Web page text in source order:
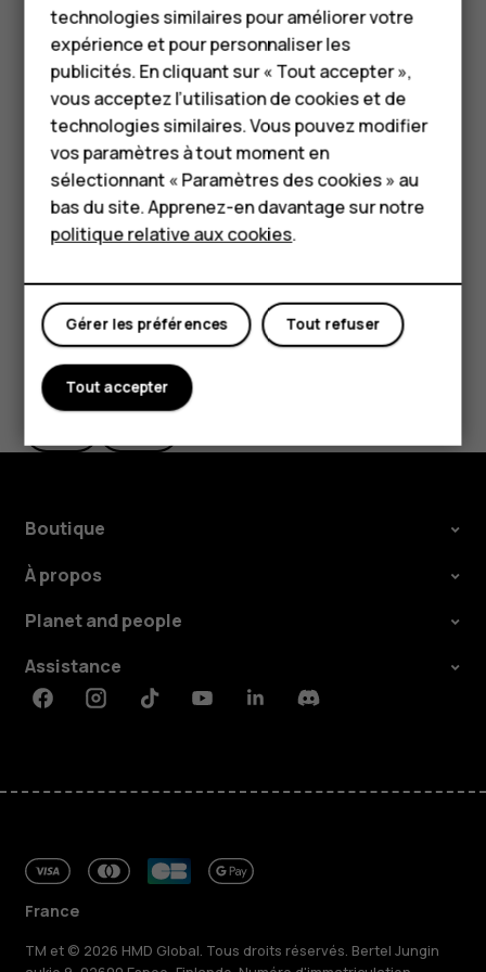
Accessoires
HMD Terra M
Pour les entreprises
Tablettes
Boutique
haut et appuyez sur le message.
Répondre à un message
Appuyez surMessages.
Appuyez sur le message auquel vous souhaitez
répondre.
Rédigez votre réponse dans la zone de texte située
en dessous du message, puis appuyez sur
Avez-vous trouvé cela utile?
Boutique
À propos
Planet and people
Assistance
FacebookInstagramTiktokYoutubeLinkedinDiscord
France
TM et © 2026 HMD Global. Tous droits réservés. Bertel Jungin
technologies similaires pour améliorer votre
expérience et pour personnaliser les
publicités. En cliquant sur « Tout accepter »,
vous acceptez l’utilisation de cookies et de
technologies similaires. Vous pouvez modifier
vos paramètres à tout moment en
sélectionnant « Paramètres des cookies » au
bas du site. Apprenez-en davantage sur notre
politique relative aux cookies.
Tout refuser
Gérer les préférences
Tout accepter